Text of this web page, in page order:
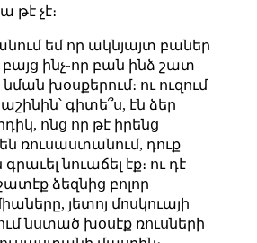
թէ չէ։
եմ որ ակնյայտ բաներ
բայց ինչ֊որ բան ինձ շատ
խօսքերում։ ու ուզում
գիտե՞ս, էն ձեր
ոնց որ թէ իրենց
ռուսաստանում, դուք
նուաճել էք։ ու դէ
ձեզնից բոլոր
յետոյ մոսկուայի
նստած խօսէք ռուսների